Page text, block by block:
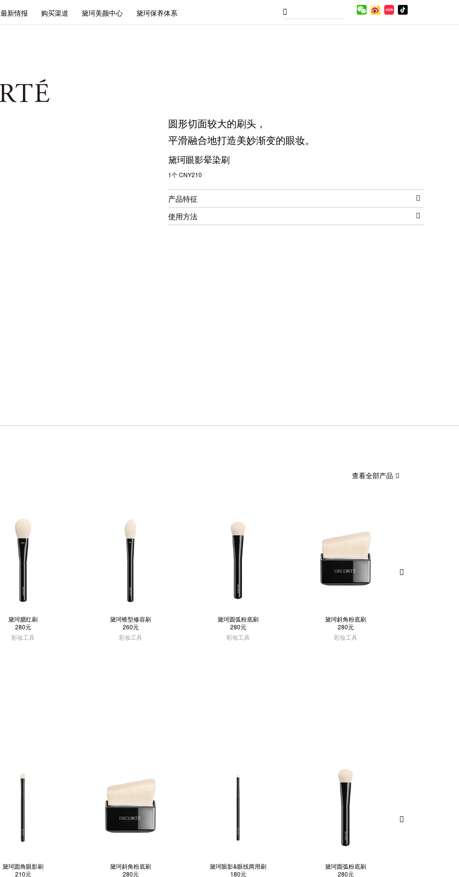
最新情报 购买渠道 黛珂美颜中心 黛珂保养体系
圆形切面较大的刷头，
平滑融合地打造美妙渐变的眼妆。
黛珂眼影晕染刷
1个 CNY210
产品特征
使用方法
黛珂腮红刷
280元
彩妆工具
黛珂锥型修容刷
260元
彩妆工具
黛珂圆弧粉底刷
280元
彩妆工具
黛珂斜角粉底刷
280元
彩妆工具
查看全部产品
黛珂圆角眼影刷
210元
黛珂斜角粉底刷
280元
黛珂眼影&眼线两用刷
180元
黛珂圆弧粉底刷
280元